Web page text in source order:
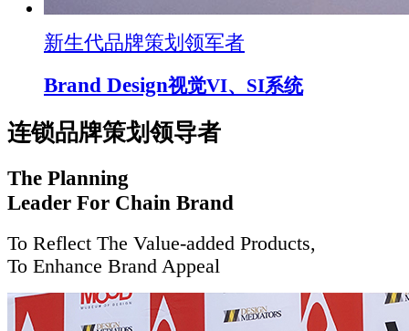
新生代品牌策划领军者
Brand Design视觉VI、SI系统
连锁品牌策划领导者
The Planning
Leader For Chain Brand
To Reflect The Value-added Products,
To Enhance Brand Appeal